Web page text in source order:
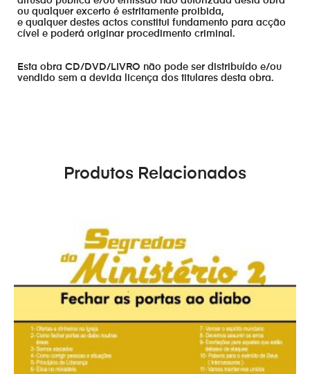
ou qualquer excerto é estritamente proibida,
e qualquer destes actos constitui fundamento para acção
cível e poderá originar procedimento criminal.
Esta obra CD/DVD/LIVRO não pode ser distribuído e/ou
vendido sem a devida licença dos titulares desta obra.
Produtos Relacionados